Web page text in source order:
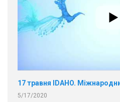
провести вуличні акції. Наше
навіть коли ми у різних містах
разом. Ми закликаємо всіх хто
солідарності, приєднатися до
ГАУ є в 16 областях України.